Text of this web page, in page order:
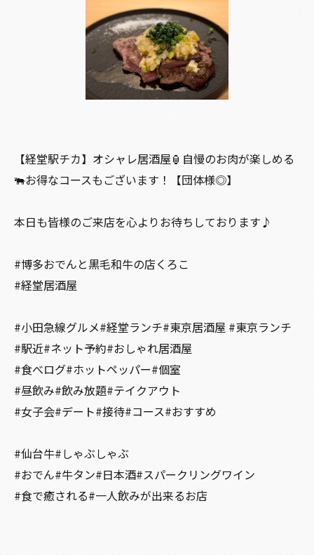
【経堂駅チカ】オシャレ居酒屋🏮自慢のお肉が楽しめる
🐃お得なコースもございます！【団体様◎】
本日も皆様のご来店を心よりお待ちしております♪
#博多おでんと黒毛和牛の店くろこ
#経堂居酒屋
#小田急線グルメ#経堂ランチ#東京居酒屋 #東京ランチ
#駅近#ネット予約#おしゃれ居酒屋
#食べログ#ホットペッパー#個室
#昼飲み#飲み放題#テイクアウト
#女子会#デート#接待#コース#おすすめ
#仙台牛#しゃぶしゃぶ
#おでん#牛タン#日本酒#スパークリングワイン
#食で癒される#一人飲みが出来るお店